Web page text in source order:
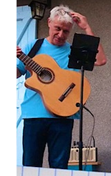
Les fées ...